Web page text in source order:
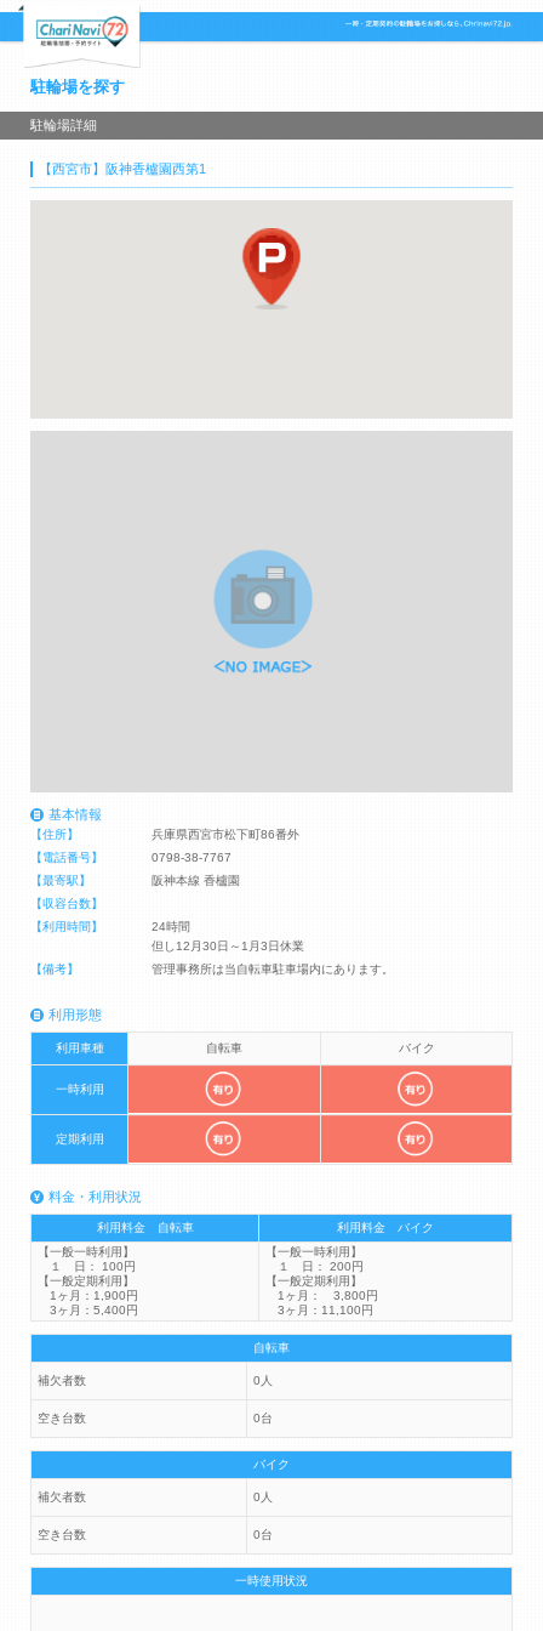
駐輪場を探す
駐輪場詳細
【西宮市】阪神香櫨園西第1
基本情報
【住所】
兵庫県西宮市松下町86番外
【電話番号】
0798-38-7767
【最寄駅】
阪神本線 香櫨園
【収容台数】
【利用時間】
24時間
但し12月30日～1月3日休業
【備考】
管理事務所は当自転車駐車場内にあります。
利用形態
利用車種 自転車 バイク
一時利用
定期利用
料金・利用状況
利用料金 自転車
利用料金 バイク
【一般一時利用】
１ 日： 100円
【一般定期利用】
1ヶ月：1,900円
3ヶ月：5,400円
【一般一時利用】
１ 日： 200円
【一般定期利用】
1ヶ月： 3,800円
3ヶ月：11,100円
自転車
補欠者数 0人
空き台数 0台
バイク
補欠者数 0人
空き台数 0台
一時使用状況